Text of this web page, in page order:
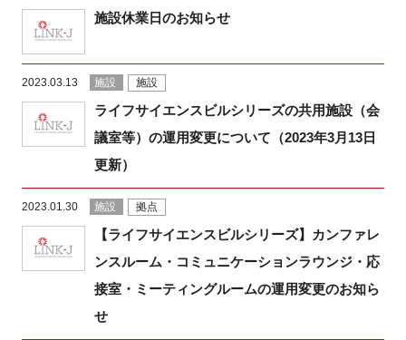
施設休業日のお知らせ
2023.03.13 施設 施設
ライフサイエンスビルシリーズの共用施設（会
議室等）の運用変更について（2023年3月13日
更新）
2023.01.30 施設 拠点
【ライフサイエンスビルシリーズ】カンファレ
ンスルーム・コミュニケーションラウンジ・応
接室・ミーティングルームの運用変更のお知ら
せ